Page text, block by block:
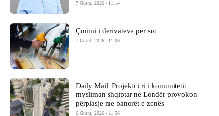
7 Gusht, 2026 - 11:14
Çmimi i derivateve për sot
7 Gusht, 2026 - 11:00
Daily Mail: Projekti i ri i komunitetit
mysliman shqiptar në Londër provokon
përplasje me banorët e zonës
6 Gusht, 2026 - 21:56